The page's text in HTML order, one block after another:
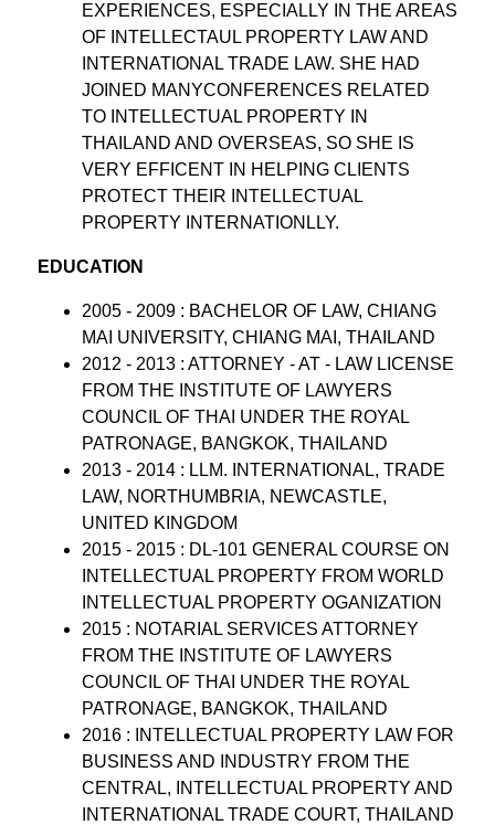
EXPERIENCES, ESPECIALLY IN THE AREAS
OF INTELLECTAUL PROPERTY LAW AND
INTERNATIONAL TRADE LAW. SHE HAD
JOINED MANYCONFERENCES RELATED
TO INTELLECTUAL PROPERTY IN
THAILAND AND OVERSEAS, SO SHE IS
VERY EFFICENT IN HELPING CLIENTS
PROTECT THEIR INTELLECTUAL
PROPERTY INTERNATIONLLY.
EDUCATION
2005 - 2009 : BACHELOR OF LAW, CHIANG
MAI UNIVERSITY, CHIANG MAI, THAILAND
2012 - 2013 : ATTORNEY - AT - LAW LICENSE
FROM THE INSTITUTE OF LAWYERS
COUNCIL OF THAI UNDER THE ROYAL
PATRONAGE, BANGKOK, THAILAND
2013 - 2014 : LLM. INTERNATIONAL, TRADE
LAW, NORTHUMBRIA, NEWCASTLE,
UNITED KINGDOM
2015 - 2015 : DL-101 GENERAL COURSE ON
INTELLECTUAL PROPERTY FROM WORLD
INTELLECTUAL PROPERTY OGANIZATION
2015 : NOTARIAL SERVICES ATTORNEY
FROM THE INSTITUTE OF LAWYERS
COUNCIL OF THAI UNDER THE ROYAL
PATRONAGE, BANGKOK, THAILAND
2016 : INTELLECTUAL PROPERTY LAW FOR
BUSINESS AND INDUSTRY FROM THE
CENTRAL, INTELLECTUAL PROPERTY AND
INTERNATIONAL TRADE COURT, THAILAND